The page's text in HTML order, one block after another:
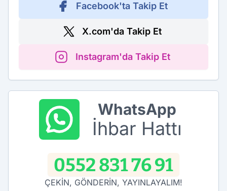
Facebook'ta Takip Et
X.com'da Takip Et
Instagram'da Takip Et
WhatsApp
İhbar Hattı
0552 831 76 91
ÇEKİN, GÖNDERİN, YAYINLAYALIM!